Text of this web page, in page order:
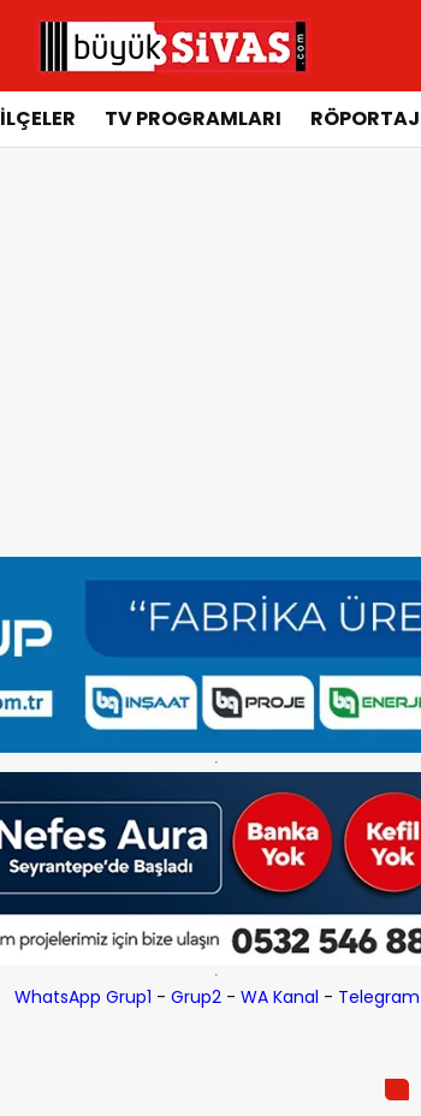
İLÇELER TV PROGRAMLARI RÖPORTAJ
WhatsApp Grup1 - Grup2- WA Kanal - Telegram